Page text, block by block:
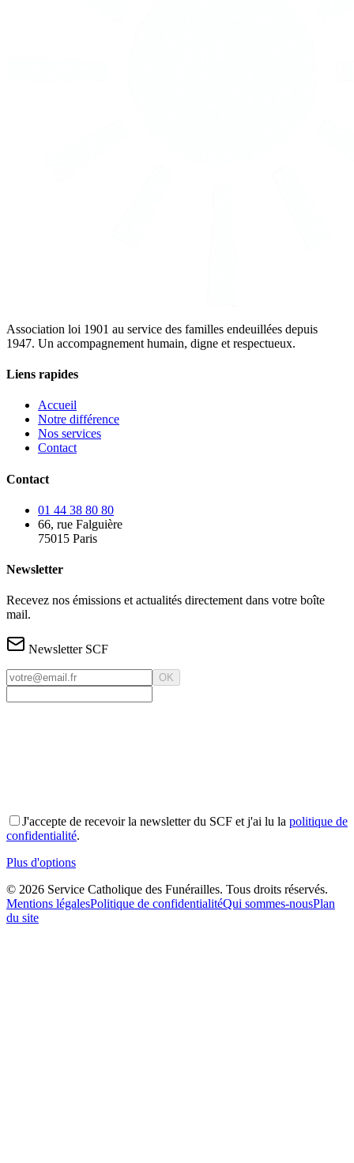
Association loi 1901 au service des familles endeuillées depuis
1947. Un accompagnement humain, digne et respectueux.
Liens rapides
Accueil
Notre différence
Nos services
Contact
Contact
01 44 38 80 80
66, rue Falguière
75015 Paris
Newsletter
Recevez nos émissions et actualités directement dans votre boîte
mail.
Newsletter SCF
OK
J'accepte de recevoir la newsletter du SCF et j'ai lu la politique de
confidentialité.
Plus d'options
© 2026 Service Catholique des Funérailles. Tous droits réservés.
Mentions légalesPolitique de confidentialitéQui sommes-nousPlan
du site